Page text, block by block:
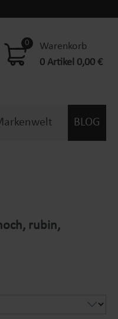
0
Warenkorb
0 Artikel 0,00 €
BLOG
rubin,